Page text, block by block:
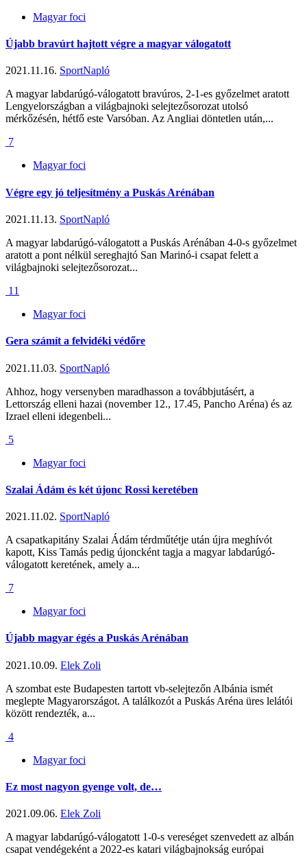
Magyar foci
Újabb bravúrt hajtott végre a magyar válogatott
2021.11.16. SportNapló
A magyar labdarúgó-válogatott bravúros, 2-1-es győzelmet aratott
Lengyelországban a világbajnoki selejtezősorozat utolsó
mérkőzésén, hétfő este Varsóban. Az Angliai döntetlen után,...
7
Magyar foci
Végre egy jó teljesítmény a Puskás Arénában
2021.11.13. SportNapló
A magyar labdarúgó-válogatott a Puskás Arénában 4-0-s győzelmet
aratott a pont nélkül sereghajtó San Marinó-i csapat felett a
világbajnoki selejtezősorozat...
11
Magyar foci
Gera számít a felvidéki védőre
2021.11.03. SportNapló
Ahhoz, hogy versenyben maradhasson a továbbjutásért, a
Lettország elleni hazai (november 12., 17.45, Pancho Aréna) és az
Izrael elleni idegenbeli...
5
Magyar foci
Szalai Ádám és két újonc Rossi keretében
2021.11.02. SportNapló
A csapatkapitány Szalai Ádám térdműtétje után újra meghívót
kapott, Kiss Tamás pedig újoncként tagja a magyar labdarúgó-
válogatott keretének, amely a...
7
Magyar foci
Újabb magyar égés a Puskás Arénában
2021.10.09. Elek Zoli
A szombat este Budapesten tartott vb-selejtezőn Albánia ismét
meglepte Magyarországot. A találkozót a Puskás Aréna üres lelátói
között rendezték, a...
4
Magyar foci
Ez most nagyon gyenge volt, de…
2021.09.06. Elek Zoli
A magyar labdarúgó-válogatott 1-0-s vereséget szenvedett az albán
csapat vendégeként a 2022-es katari világbajnokság európai